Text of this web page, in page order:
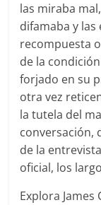
las miraba
difamaba y
recompuesta
de la
forjado en su
otra vez
la tutela del
conversación,
de la
oficial, los
Explora James